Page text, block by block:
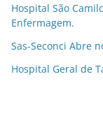
Hospital São
Enfermagem.
Sas-Seconci Abre
Hospital Geral de